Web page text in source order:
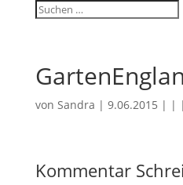
von Sandra | 9.06.2015 | | |
Kommentar